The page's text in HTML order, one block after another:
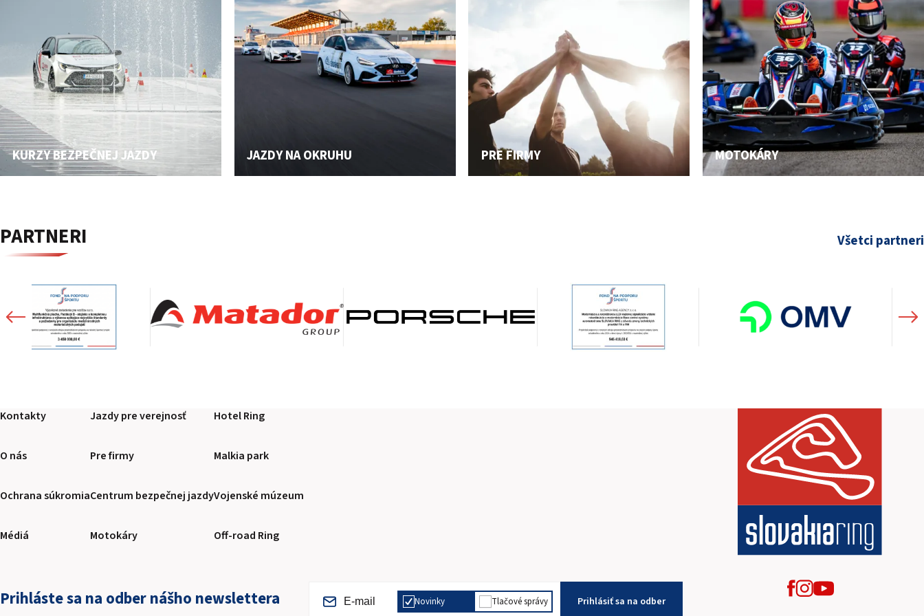
KURZY BEZPEČNEJ JAZDY JAZDY NA OKRUHU PRE FIRMY MOTOKÁRY
PARTNERI Všetci partneri
Kontakty
O nás
Ochrana súkromia
Médiá
Jazdy pre verejnosť
Pre firmy
Centrum bezpečnej jazdy
Motokáry
Hotel Ring
Malkia park
Vojenské múzeum
Off-road Ring
Prihláste sa na odber nášho newslettera Novinky Tlačové správy Prihlásiť sa na odber